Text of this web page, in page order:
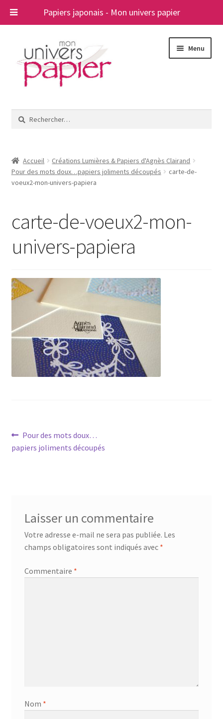
Papiers japonais - Mon univers papier
navigation
contenu
Menu
le
A propos
Contact
Rechercher :
Accueil
Créations Lumières & Papiers d'Agnès Clairand
Pour des mots doux…papiers joliments découpés
carte-de-
voeux2-mon-univers-papiera
carte-de-voeux2-mon-
univers-papiera
Navigation
de
Article
précédent :
Pour des mots doux…
papiers joliments découpés
Laisser un commentaire
Votre adresse e-mail ne sera pas publiée. Les
champs obligatoires sont indiqués avec *
Commentaire *
Nom *